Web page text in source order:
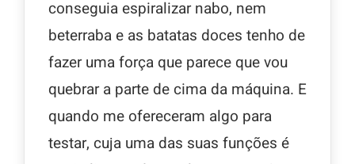
conseguia espiralizar nabo, nem
beterraba e as batatas doces tenho de
fazer uma força que parece que vou
quebrar a parte de cima da máquina. E
quando me ofereceram algo para
testar, cuja uma das suas funções é